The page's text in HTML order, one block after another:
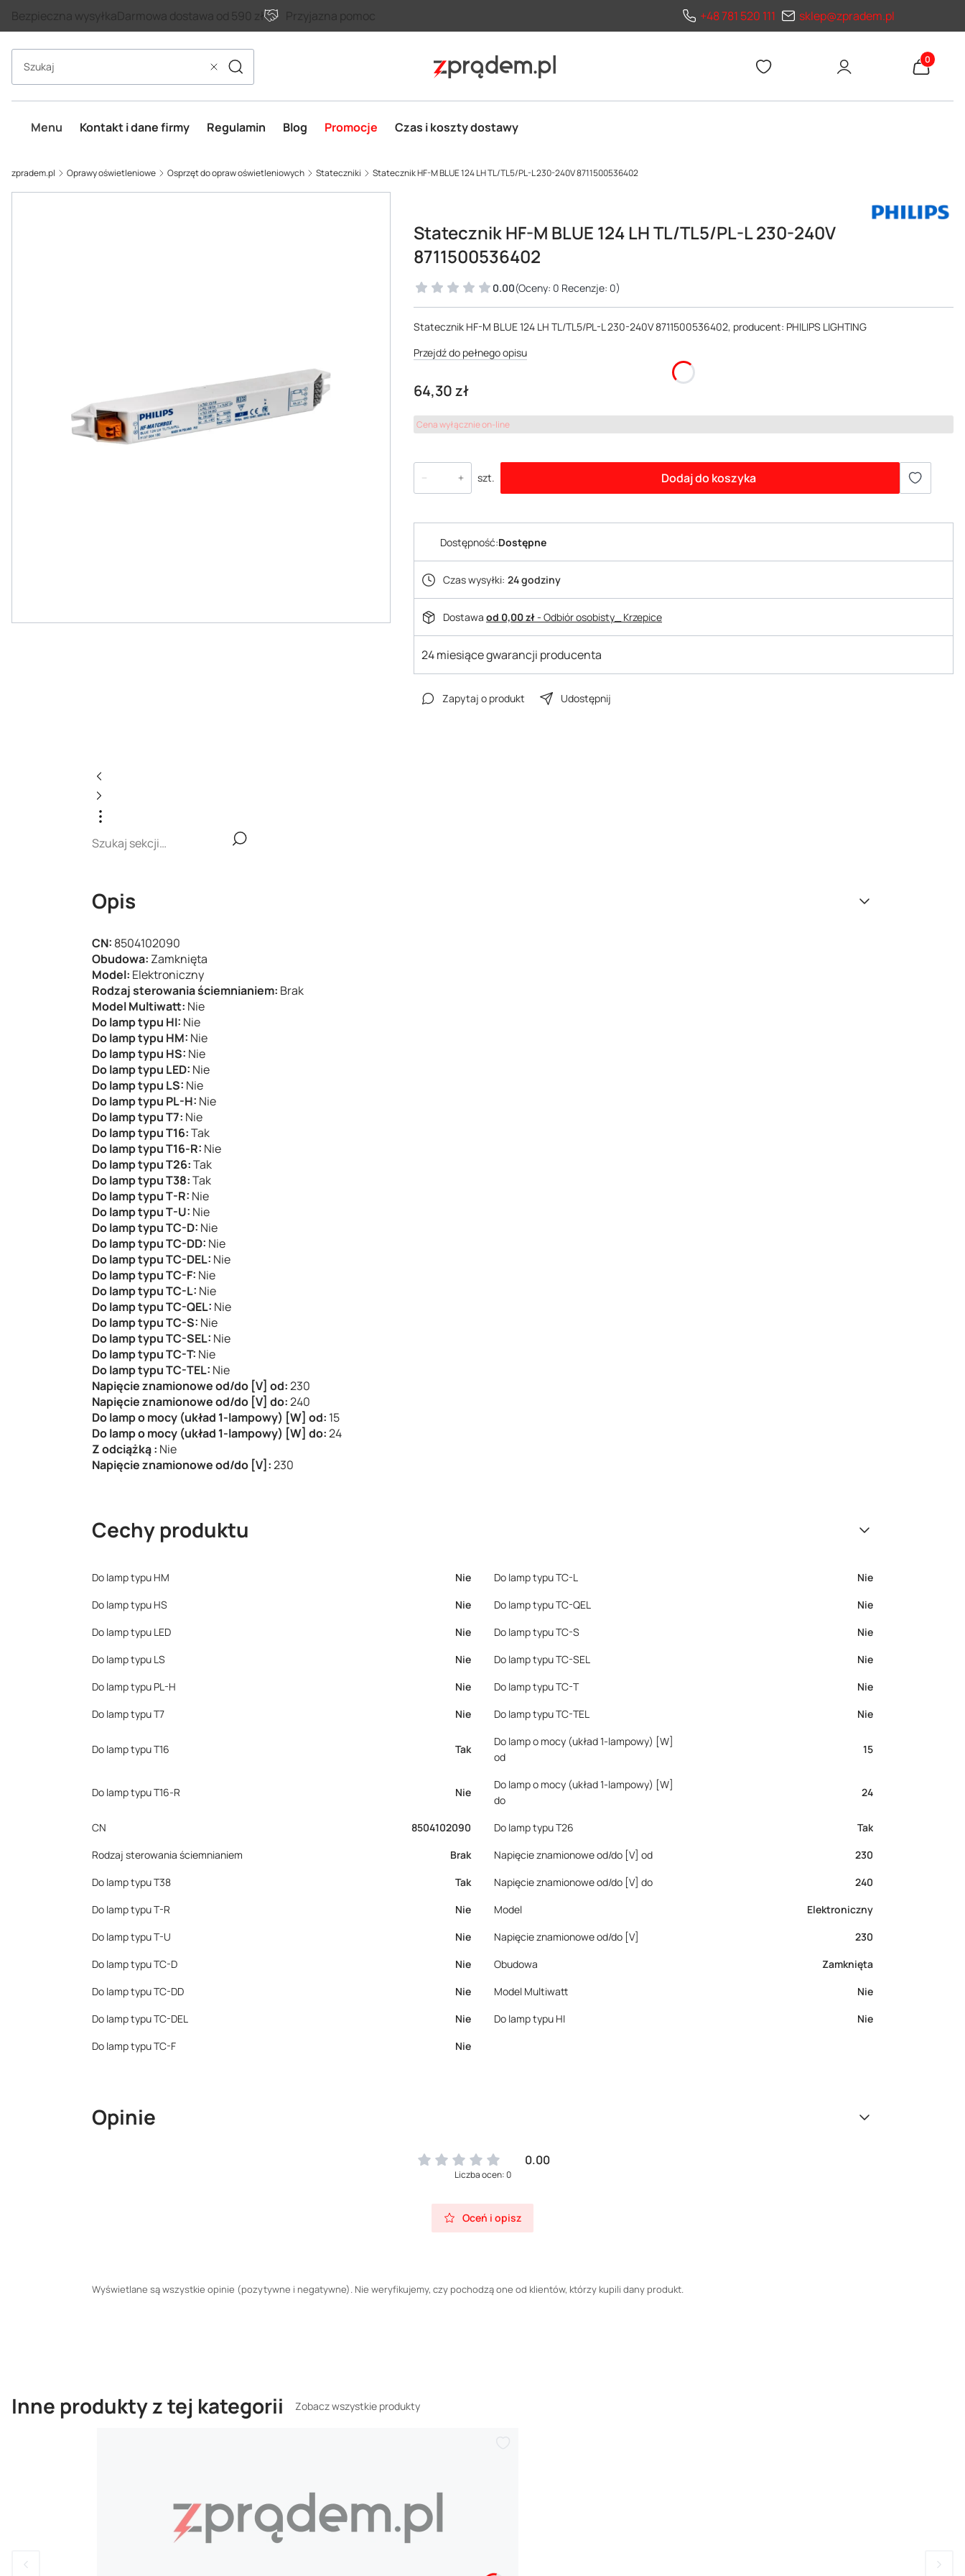
Bezpieczna wysyłkaDarmowa dostawa od 590 zł Przyjazna pomoc +48 781 520 111 sklep@zpradem.pl
WyczyśćSzukaj Produkty
Menu Kontakt i dane firmy Regulamin Blog Promocje Czas i koszty dostawy
zpradem.pl Oprawy oświetleniowe Osprzęt do opraw oświetleniowych Stateczniki Statecznik HF-M BLUE 124 LH TL/TL5/PL-L 230-240V 8711500536402
Statecznik HF-M BLUE 124 LH TL/TL5/PL-L 230-240V
8711500536402
0.00(Oceny: 0 Recenzje: 0)
Statecznik HF-M BLUE 124 LH TL/TL5/PL-L 230-240V 8711500536402, producent: PHILIPS LIGHTING
Przejdź do pełnego opisu
Cena
64,30 zł
Cena wyłącznie on-line
szt. Dodaj do koszyka
Dostępność:Dostępne
Czas wysyłki: 24 godziny
Dostawa od 0,00 zł- Odbiór osobisty_ Krzepice
24 miesiące gwarancji producenta
Zapytaj o produkt Udostępnij
Opis
CN: 8504102090
Obudowa: Zamknięta
Model: Elektroniczny
Rodzaj sterowania ściemnianiem: Brak
Model Multiwatt: Nie
Do lamp typu HI: Nie
Do lamp typu HM: Nie
Do lamp typu HS: Nie
Do lamp typu LED: Nie
Do lamp typu LS: Nie
Do lamp typu PL-H: Nie
Do lamp typu T7: Nie
Do lamp typu T16:Tak
Do lamp typu T16-R: Nie
Do lamp typu T26:Tak
Do lamp typu T38:Tak
Do lamp typu T-R: Nie
Do lamp typu T-U: Nie
Do lamp typu TC-D: Nie
Do lamp typu TC-DD: Nie
Do lamp typu TC-DEL: Nie
Do lamp typu TC-F: Nie
Do lamp typu TC-L: Nie
Do lamp typu TC-QEL: Nie
Do lamp typu TC-S: Nie
Do lamp typu TC-SEL: Nie
Do lamp typu TC-T: Nie
Do lamp typu TC-TEL: Nie
Napięcie znamionowe od/do [V] od:230
Napięcie znamionowe od/do [V] do:240
Do lamp o mocy (układ 1-lampowy) [W] od: 15
Do lamp o mocy (układ 1-lampowy) [W] do:24
Z odciążką : Nie
Napięcie znamionowe od/do [V]:230
Cechy produktu
Do lamp typu HM Nie Do lamp typu TC-L
Nie
Do lamp typu HS
Nie Do lamp typu TC-QEL
Nie
Do lamp typu LED
Nie Do lamp typu TC-S
Nie
Do lamp typu LS
Nie Do lamp typu TC-SEL
Nie
Do lamp typu PL-H
Nie Do lamp typu TC-T
Nie
Do lamp typu T7
Nie Do lamp typu TC-TEL Nie
Do lamp typu T16 Tak
Do lamp o mocy (układ 1-lampowy) [W]
od
15
Do lamp typu T16-R Nie
Do lamp o mocy (układ 1-lampowy) [W]
do
24
CN 8504102090 Do lamp typu T26
Tak
Rodzaj sterowania ściemnianiem
Brak Napięcie znamionowe od/do [V] od
230
Do lamp typu T38
Tak Napięcie znamionowe od/do [V] do
240
Do lamp typu T-R
Nie Model
Elektroniczny
Do lamp typu T-U
Nie Napięcie znamionowe od/do [V]
230
Do lamp typu TC-D
Nie Obudowa
Zamknięta
Do lamp typu TC-DD
Nie Model Multiwatt
Nie
Do lamp typu TC-DEL
Nie Do lamp typu HI
Nie
Do lamp typu TC-F
Nie
Opinie
0.00
Liczba ocen: 0
Oceń i opisz
Wyświetlane są wszystkie opinie (pozytywne i negatywne). Nie weryfikujemy, czy pochodzą one od klientów, którzy kupili dany produkt.
Inne produkty z tej kategorii Zobacz wszystkie produkty